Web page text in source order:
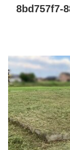
8bd757f7-